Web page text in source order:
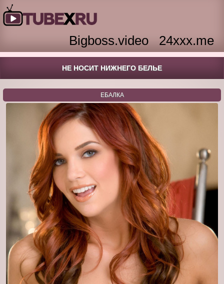
Bigboss.video 24xxx.me
НЕ НОСИТ НИЖНЕГО БЕЛЬЕ
ЕБАЛКА